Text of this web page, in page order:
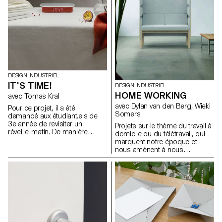
Bachelor Design Industriel,
sous la direction de Stéphane
Halmaï-Voisard, responsable
du programme, et du designer
Elric Petit, présentent une série
DESIGN INDUSTRIEL
IT'S TIME!
avec Tomas Kral
Pour ce projet, il a été
demandé aux étudiant.e.s de
3e année de revisiter un
réveille-matin. De manière
émettent un son ou une
valise lors d’un voyage, ces
objets un peu oubliés du
DESIGN INDUSTRIEL
HOME WORKING
avec Dylan van den Berg, Wieki
Somers
Projets sur le thème du travail à
domicile ou du télétravail, qui
marquent notre époque et
nous amènent à nous
interroger à la fois sur ce qu'est
le travail, et sur la manière et le
lieu où nous travaillons. La
récente expérience de travail à
distance nous a donné de
nombreuses idées nouvelles.
Cette expérience pourrait
déboucher sur de nouvelles